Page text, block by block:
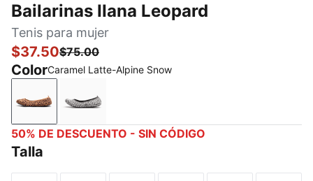
Bailarinas IIana Leopard
Tenis para mujer
$37.50$75.00
ColorCaramel Latte-Alpine Snow
Caramel Latte-Alpine Snow
Flat Medium Gray-Galactic Gray
50% DE DESCUENTO - SIN CÓDIGO
Talla